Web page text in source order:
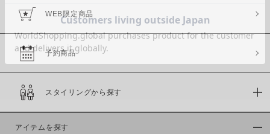
商品タイプ
WEB限定商品
予約商品
スタイリングから探す
アイテムを探す